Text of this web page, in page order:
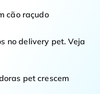
cão raçudo
no delivery pet. Veja
pet crescem